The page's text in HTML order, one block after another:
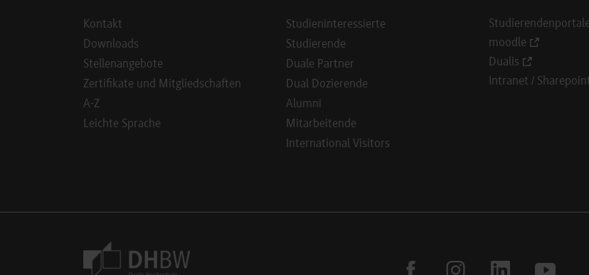
Kontakt
Downloads
Stellenangebote
Zertifikate und Mitgliedschaften
A-Z
Leichte Sprache
Studieninteressierte
Studierende
Duale Partner
Dual Dozierende
Alumni
Mitarbeitende
International Visitors
Studierendenportale
moodle
Dualis
Intranet /
facebook instagramlinkedin youtube